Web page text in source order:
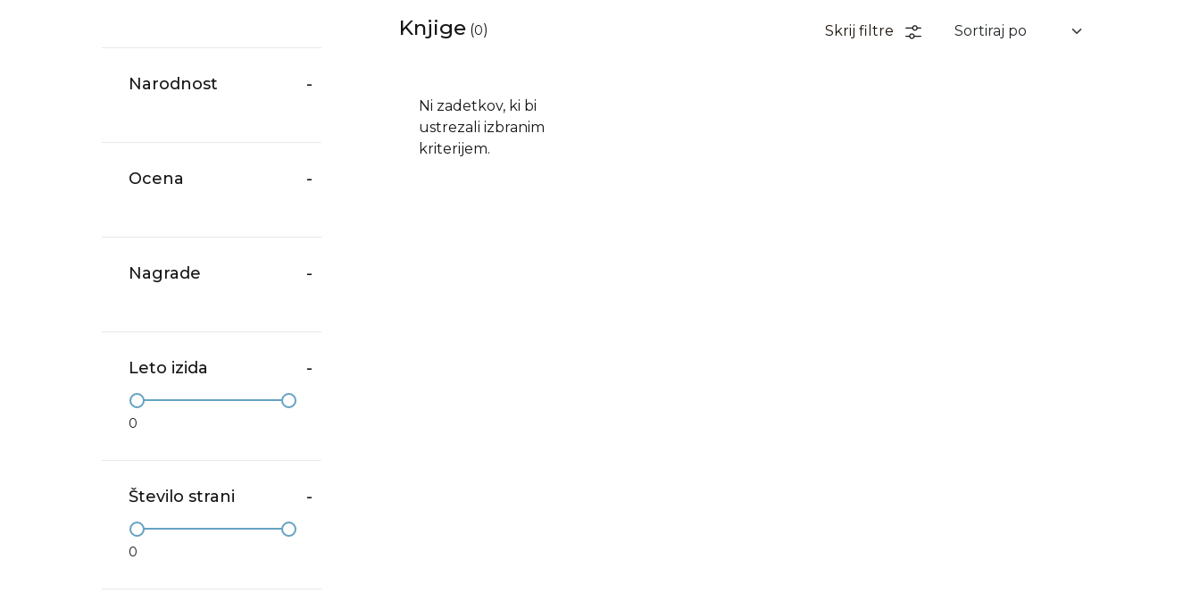
Narodnost -
Ocena -
Nagrade -
Leto izida -
0
Število strani -
0
Knjige (0) Skrij filtre
Ni zadetkov, ki bi
ustrezali izbranim
kriterijem.